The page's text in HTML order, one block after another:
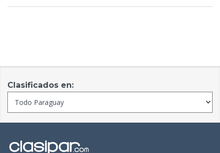
Clasificados en: